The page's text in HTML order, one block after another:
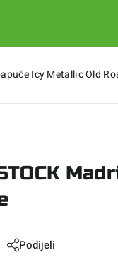
Icy Metallic Old
Podijeli